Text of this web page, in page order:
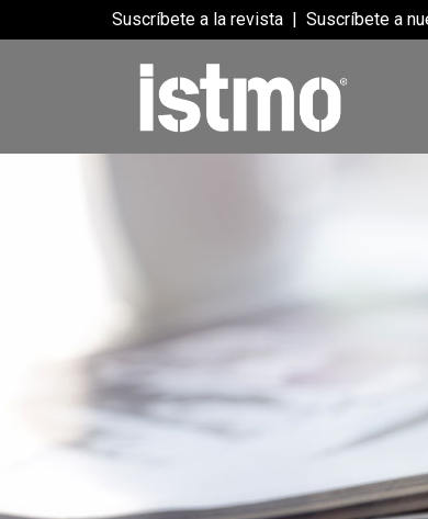
Suscríbete a la revista | Suscríbete a